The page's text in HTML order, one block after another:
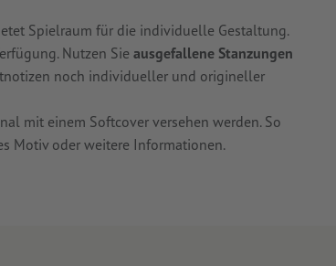
Spielraum für die individuelle Gestaltung.
Nutzen Sie ausgefallene Stanzungen
noch individueller und origineller
mit einem Softcover versehen werden. So
Motiv oder weitere Informationen.